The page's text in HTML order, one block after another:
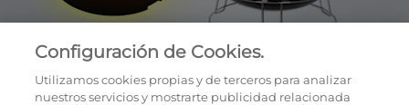
Configuración de Cookies.
Utilizamos cookies propias y de terceros para analizar
nuestros servicios y mostrarte publicidad relacionada